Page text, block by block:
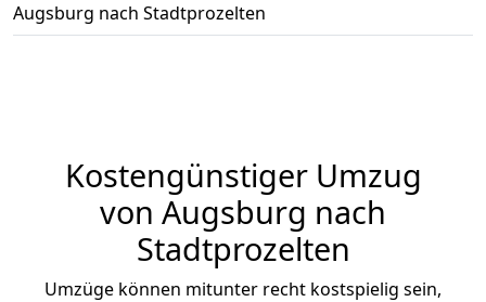
Augsburg nach Stadtprozelten
Kostengünstiger Umzug
von Augsburg nach
Stadtprozelten
Umzüge können mitunter recht kostspielig sein,